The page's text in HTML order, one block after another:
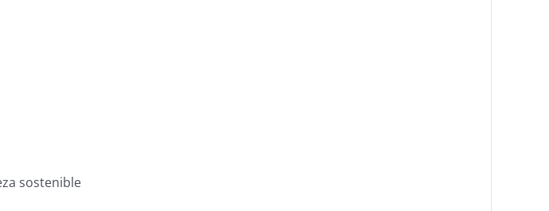
sostenible